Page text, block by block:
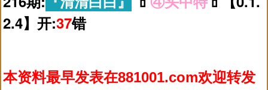
2.4】开:37错
本资料最早发表在881001.com欢迎转发